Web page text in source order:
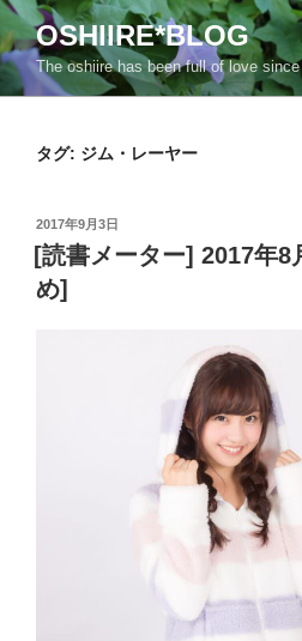
コ
ン
テ
ン
OSHIIRE*BLOG
The oshiire has been full of love
タグ: ジム・レーヤー
投
稿
日:
2017年9月3日
[読書メーター] 2017年8
め]